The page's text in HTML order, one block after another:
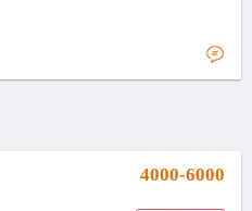
4000-6000